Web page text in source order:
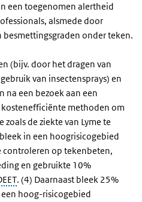
een toegenomen alertheid
alsmede door
onder teken.
(bijv. door het dragen van
van insectensprays) en
een bezoek aan een
methoden om
de ziekte van Lyme te
in een hoogrisicogebied
controleren op tekenbeten,
en gebruikte 10%
. (4) Daarnaast bleek 25%
hoog-risicogebied